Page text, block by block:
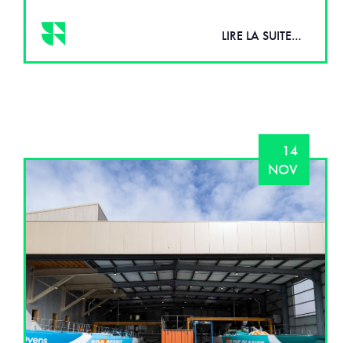
LIRE LA SUITE…
14
NOV